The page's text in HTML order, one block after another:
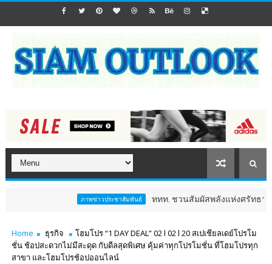
ภาพข่าวประชาสัมพันธ์ ททท. ชวนสัมผัสพลังแห่งศรัทธา ร่วมงาน
Home ธุรกิจ
โฮมโปร “1 DAY DEAL” 02 l 02 l 20 สเปเชียลเดย์โปรโม
ชั่น ช้อปสะดวกไม่มีสะดุด กับดีลสุดพิเศษ คุ้มค่าทุกโปรโมชั่น ที่โฮมโปรทุก
สาขา และโฮมโปรช้อปออนไลน์